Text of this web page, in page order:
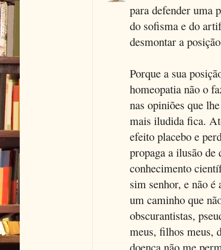
para defender uma
do sofisma e do
desmontar a
Porque a sua
homeopatia não o
nas opiniões que
mais iludida fica.
efeito placebo e
propaga a ilusão de
conhecimento
sim senhor, e não é
um caminho que
obscurantistas,
meus, filhos meus,